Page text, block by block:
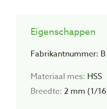
Eigenschappen
Fabrikantnummer:
Materiaal mes: HSS
Breedte: 2 mm (1/